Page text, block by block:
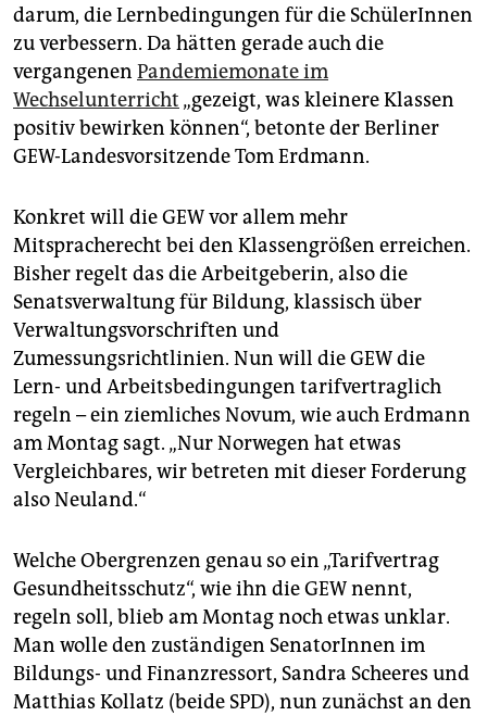
darum, die Lernbedingungen für die SchülerInnen
zu verbessern. Da hätten gerade auch die
vergangenen Pandemiemonate im
Wechselunterricht „gezeigt, was kleinere Klassen
positiv bewirken können“, betonte der Berliner
GEW-Landesvorsitzende Tom Erdmann.
Konkret will die GEW vor allem mehr
Mitspracherecht bei den Klassengrößen erreichen.
Bisher regelt das die Arbeitgeberin, also die
Senatsverwaltung für Bildung, klassisch über
Verwaltungsvorschriften und
Zumessungsrichtlinien. Nun will die GEW die
Lern- und Arbeitsbedingungen tarifvertraglich
regeln – ein ziemliches Novum, wie auch Erdmann
am Montag sagt. „Nur Norwegen hat etwas
Vergleichbares, wir betreten mit dieser Forderung
also Neuland.“
Welche Obergrenzen genau so ein „Tarifvertrag
Gesundheitsschutz“, wie ihn die GEW nennt,
regeln soll, blieb am Montag noch etwas unklar.
Man wolle den zuständigen SenatorInnen im
Bildungs- und Finanzressort, Sandra Scheeres und
Matthias Kollatz (beide SPD), nun zunächst an den